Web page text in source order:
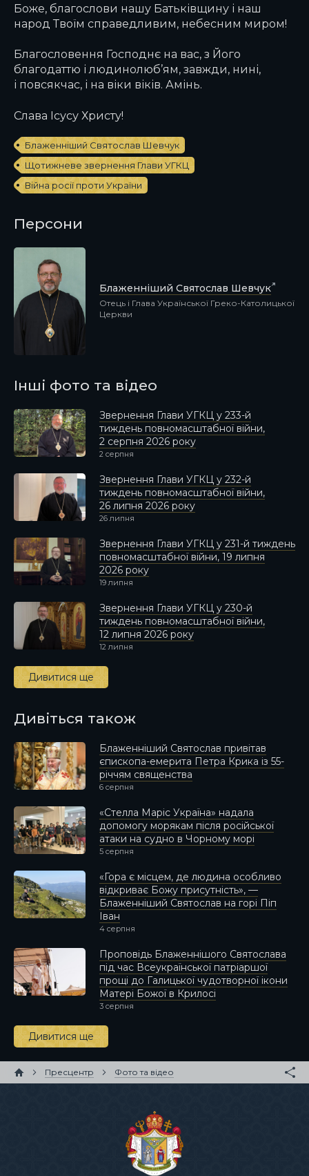
Боже, благослови нашу Батьківщину і наш
народ Твоїм справедливим, небесним миром!
Благословення Господнє на вас, з Його
благодаттю і людинолюб’ям, завжди, нині,
і повсякчас, і на віки віків. Амінь.
Слава Ісусу Христу!
Блаженніший Святослав Шевчук
Щотижневе звернення Глави УГКЦ
Війна росії проти України
Персони
Блаженніший Святослав Шевчук
Отець і Глава Української Греко-Католицької
Церкви
Інші фото та відео
Звернення Глави УГКЦ у 233-й
тиждень повномасштабної війни,
2 серпня 2026 року
2 серпня
Звернення Глави УГКЦ у 232-й
тиждень повномасштабної війни,
26 липня 2026 року
26 липня
Звернення Глави УГКЦ у 231-й тиждень
повномасштабної війни, 19 липня
2026 року
19 липня
Звернення Глави УГКЦ у 230-й
тиждень повномасштабної війни,
12 липня 2026 року
12 липня
Дивитися ще
Дивіться також
Блаженніший Святослав привітав
єпископа-емерита Петра Крика із 55-
річчям священства
6 серпня
«Стелла Маріс Україна» надала
допомогу морякам після російської
атаки на судно в Чорному морі
5 серпня
«Гора є місцем, де людина особливо
відкриває Божу присутність», —
Блаженніший Святослав на горі Піп
Іван
4 серпня
Проповідь Блаженнішого Святослава
під час Всеукраїнської патріаршої
прощі до Галицької чудотворної ікони
Матері Божої в Крилосі
3 серпня
Дивитися ще
Пресцентр Фото та відео